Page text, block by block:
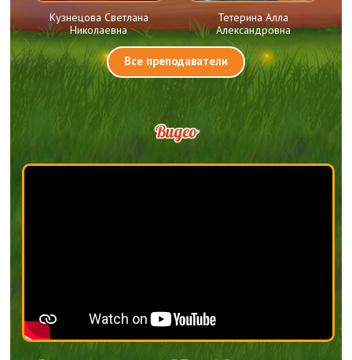
Кузнецова Светлана
Николаевна
Тетерина Алла
Александровна
Все преподаватели
Видео